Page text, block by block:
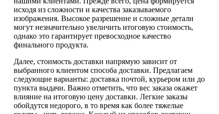
исходя из сложности и качества заказываемого
изображения. Высокое разрешение и сложные детали
могут незначительно увеличить итоговую стоимость,
однако это гарантирует превосходное качество
финального продукта.
Далее, стоимость доставки напрямую зависит от
выбранного клиентом способа доставки. Предлагаем
следующие варианты: доставка почтой, курьером или до
пункта выдачи. Важно отметить, что вес заказа окажет
влияние на итоговую цену доставки. Легкие заказы
обойдутся недорого, в то время как более тяжелые